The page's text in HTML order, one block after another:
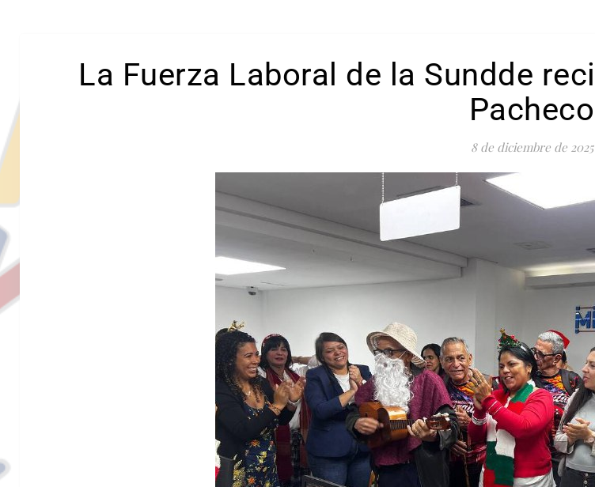
La Fuerza Laboral de la Sundde
Pacheco
8 de diciembre de 2025